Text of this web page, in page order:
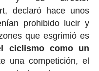
declaró hace unos
prohibido lucir y
que esgrimió es
ciclismo como un
una competición, el